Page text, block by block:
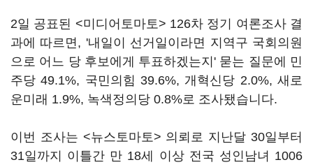
2일 공표된 <미디어토마토> 126차 정기 여론조사 결
과에 따르면, '내일이 선거일이라면 지역구 국회의원
으로 어느 당 후보에게 투표하겠는지' 묻는 질문에 민
주당 49.1%, 국민의힘 39.6%, 개혁신당 2.0%, 새로
운미래 1.9%, 녹색정의당 0.8%로 조사됐습니다.
이번 조사는 <뉴스토마토> 의뢰로 지난달 30일부터
31일까지 이틀간 만 18세 이상 전국 성인남녀 1006